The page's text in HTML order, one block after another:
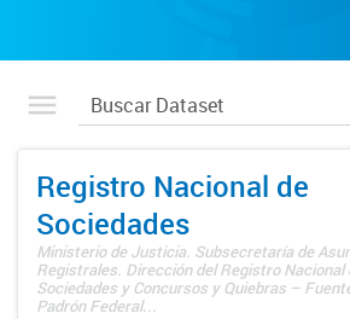
Registro Nacional de
Sociedades
Ministerio de Justicia. Subsecretaría de
Registrales. Dirección del Registro Nacional
Sociedades y Concursos y Quiebras –
Padrón Federal...